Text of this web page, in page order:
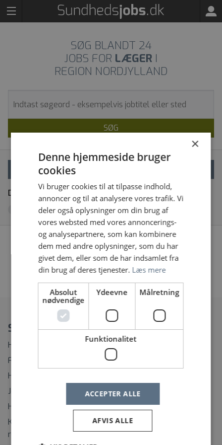
SØG BLANDT 24
JOBS FOR LÆGER I
REGION NORDJYLLAND
SØG
Dine filtre
Fjern alle
Region Nordjyllandx
Vi fandt desværre ingen jobopslag, prøv at søge på
noget andet eller fjern nogle af dine filtre
Spørgsmål?
Hvordan ændrer eller afmelder jeg min Jobagent?
Find rundt på Sundhedsjobs.dk
Hvordan opretter jeg mig som bruger?
Jeg har glemt mit brugernavn
Hvordan ændrer jeg mit password?
Kontaktinformation til support på regionernes
rekrutteringssystemer
×
Denne hjemmeside bruger
cookies
Vi bruger cookies til at tilpasse indhold,
annoncer og til at analysere vores trafik. Vi
deler også oplysninger om din brug af
vores websted med vores annoncerings-
og analysepartnere, som kan kombinere
dem med andre oplysninger, som du har
givet dem, eller som de har indsamlet fra
din brug af deres tjenester. Læs mere
Absolut
nødvendige
Ydeevne Målretning
Funktionalitet
ACCEPTER ALLE
AFVIS ALLE